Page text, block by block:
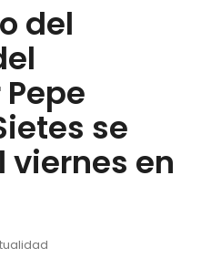
del
se
viernes en